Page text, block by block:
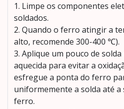
1. Limpe os componentes
soldados.
2. Quando o ferro atingir a
alto, recomende 300-400 ℃).
3. Aplique um pouco de
aquecida para evitar a
esfregue a ponta do ferro
uniformemente a solda até
ferro.